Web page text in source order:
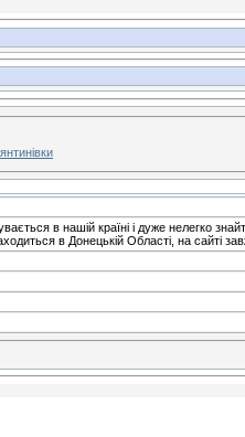
в нашій країні і дуже нелегко
в Донецькій Області, на сайті